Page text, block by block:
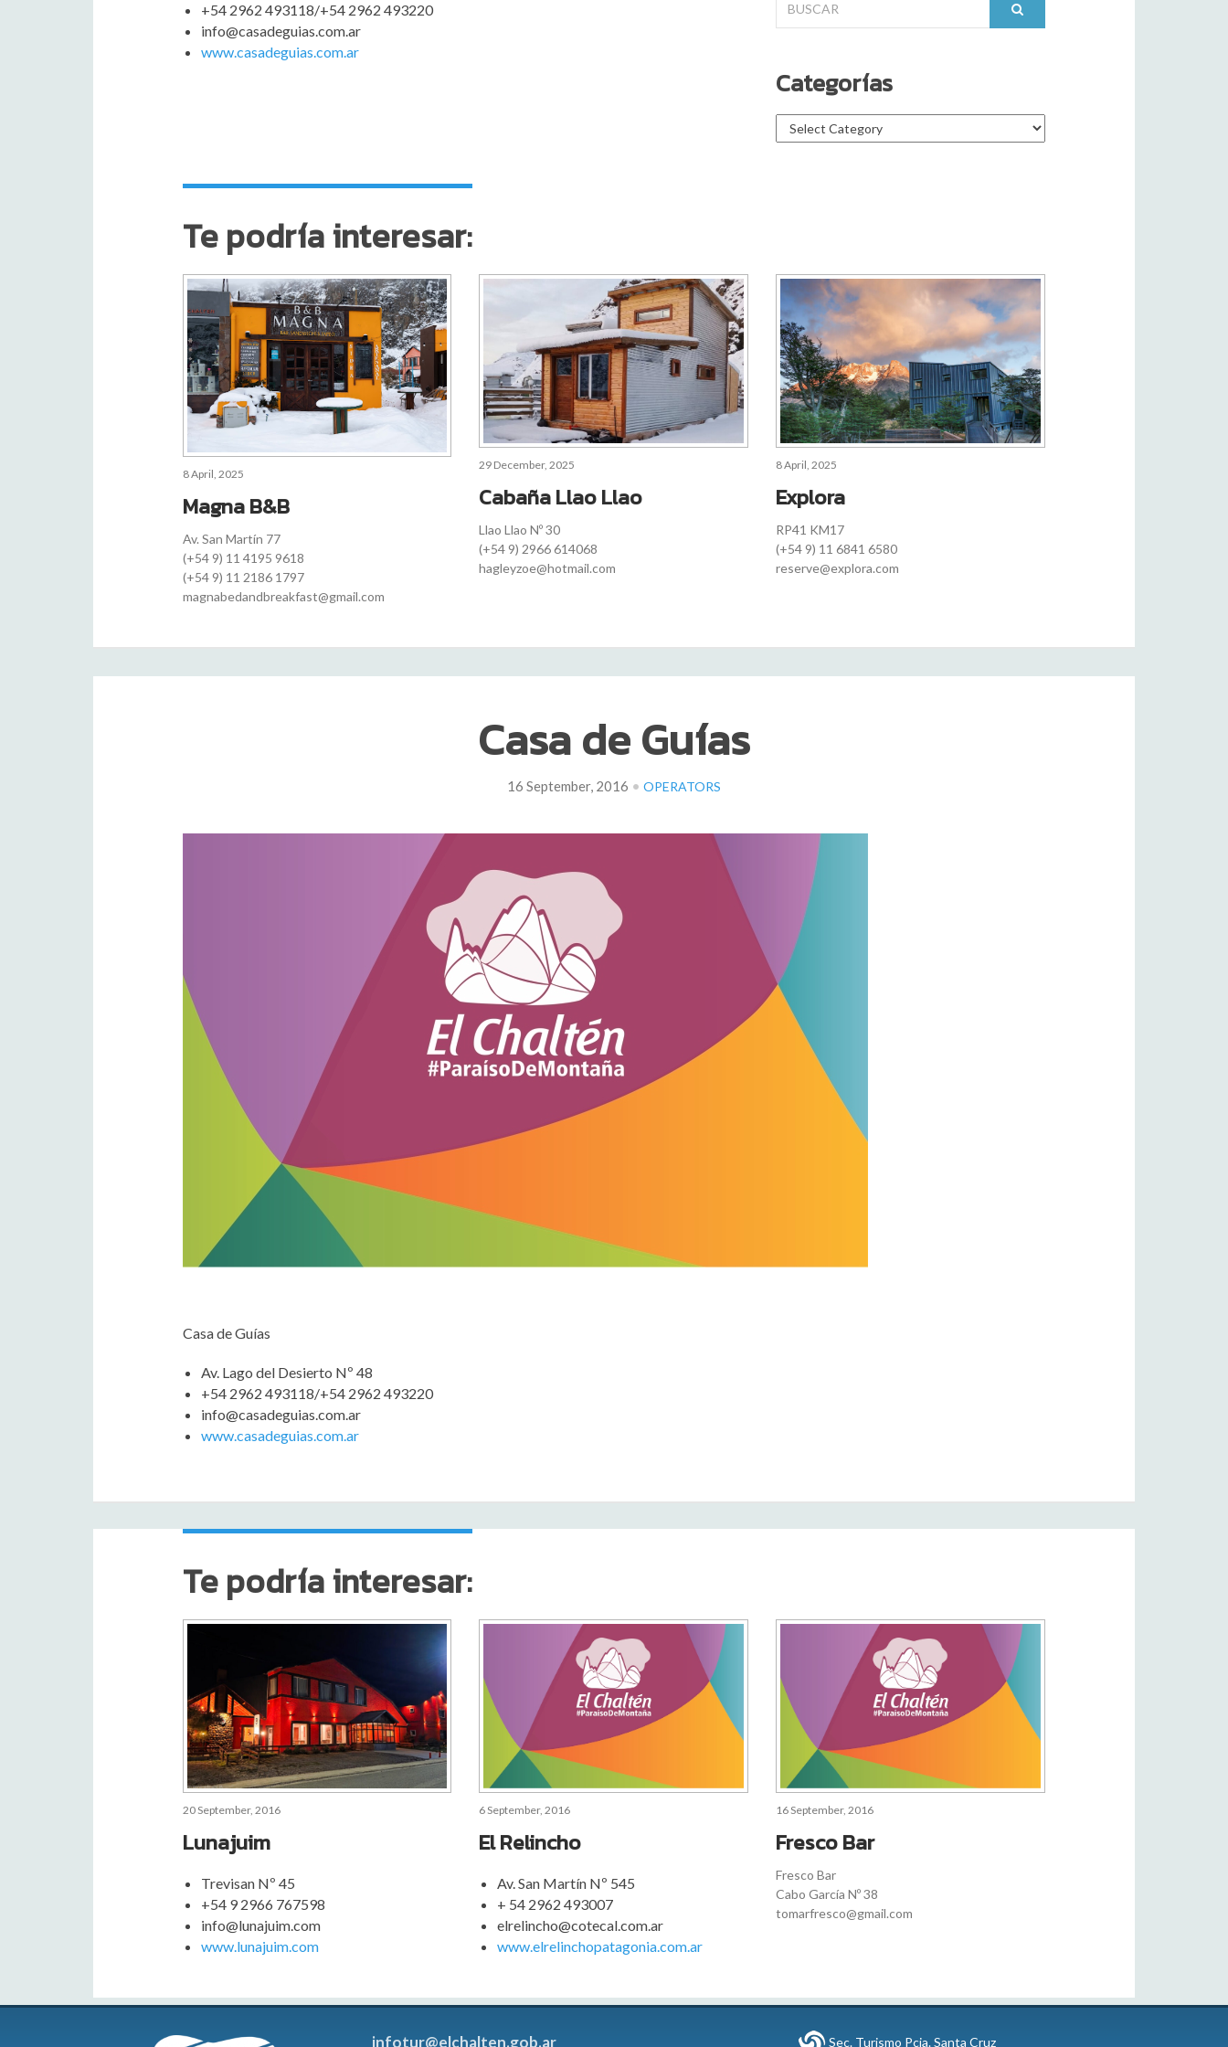
+54 2962 493118/+54 2962 493220
info@casadeguias.com.ar
www.casadeguias.com.ar
for:
Categorías
Categorías
Te podría interesar:
8 April, 2025
Magna B&B
Av. San Martín 77
(+54 9) 11 4195 9618
(+54 9) 11 2186 1797
magnabedandbreakfast@gmail.com
29 December, 2025
Cabaña Llao Llao
Llao Llao Nº 30
(+54 9) 2966 614068
hagleyzoe@hotmail.com
8 April, 2025
Explora
RP41 KM17
(+54 9) 11 6841 6580
reserve@explora.com
Casa de Guías
16 September, 2016 • OPERATORS
Casa de Guías
Av. Lago del Desierto Nº 48
+54 2962 493118/+54 2962 493220
info@casadeguias.com.ar
www.casadeguias.com.ar
Te podría interesar:
20 September, 2016
Lunajuim
Trevisan Nº 45
+54 9 2966 767598
info@lunajuim.com
www.lunajuim.com
6 September, 2016
El Relincho
Av. San Martín Nº 545
+ 54 2962 493007
elrelincho@cotecal.com.ar
www.elrelinchopatagonia.com.ar
16 September, 2016
Fresco Bar
Fresco Bar
Cabo García Nº 38
tomarfresco@gmail.com
infotur@elchalten.gob.ar Sec. Turismo Pcia. Santa Cruz